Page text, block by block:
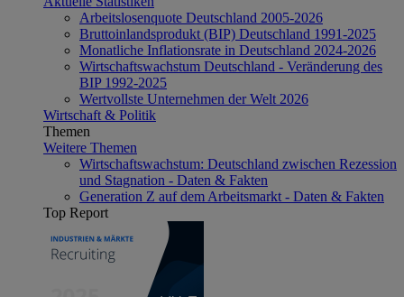
Arbeitslosenquote Deutschland 2005-2026
Bruttoinlandsprodukt (BIP) Deutschland 1991-2025
Monatliche Inflationsrate in Deutschland 2024-2026
Wirtschaftswachstum Deutschland - Veränderung des
BIP 1992-2025
Wertvollste Unternehmen der Welt 2026
Wirtschaft & Politik
Themen
Weitere Themen
Wirtschaftswachstum: Deutschland zwischen Rezession
und Stagnation - Daten & Fakten
Generation Z auf dem Arbeitsmarkt - Daten & Fakten
Top Report